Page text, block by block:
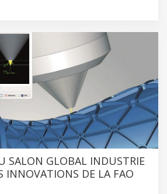
SALON GLOBAL INDUSTRIE
INNOVATIONS DE LA FAO